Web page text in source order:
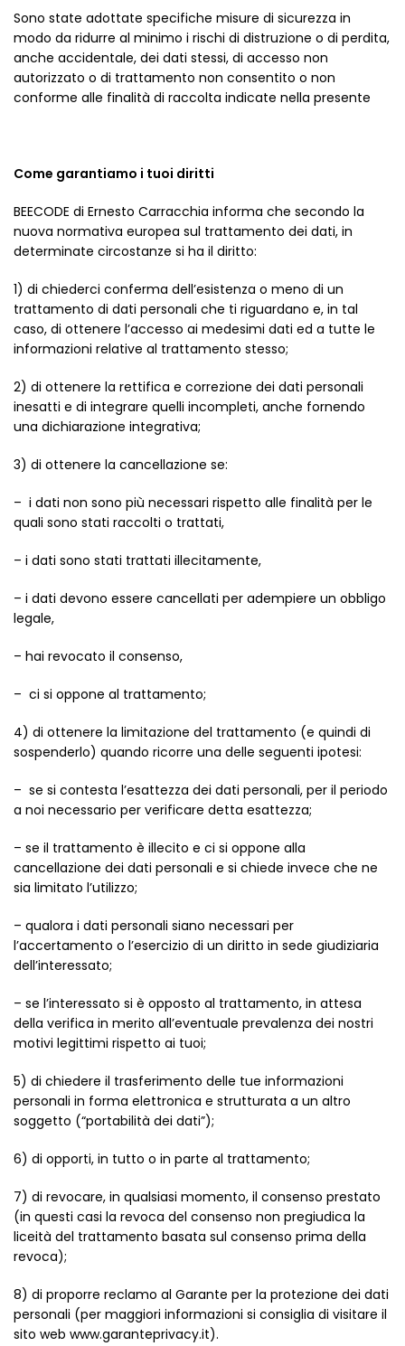
Sono state adottate specifiche misure di sicurezza in
modo da ridurre al minimo i rischi di distruzione o di perdita,
anche accidentale, dei dati stessi, di accesso non
autorizzato o di trattamento non consentito o non
conforme alle finalità di raccolta indicate nella presente
Come garantiamo i tuoi diritti
BEECODE di Ernesto Carracchia informa che secondo la
nuova normativa europea sul trattamento dei dati, in
determinate circostanze si ha il diritto:
1) di chiederci conferma dell’esistenza o meno di un
trattamento di dati personali che ti riguardano e, in tal
caso, di ottenere l’accesso ai medesimi dati ed a tutte le
informazioni relative al trattamento stesso;
2) di ottenere la rettifica e correzione dei dati personali
inesatti e di integrare quelli incompleti, anche fornendo
una dichiarazione integrativa;
3) di ottenere la cancellazione se:
– i dati non sono più necessari rispetto alle finalità per le
quali sono stati raccolti o trattati,
– i dati sono stati trattati illecitamente,
– i dati devono essere cancellati per adempiere un obbligo
legale,
– hai revocato il consenso,
– ci si oppone al trattamento;
4) di ottenere la limitazione del trattamento (e quindi di
sospenderlo) quando ricorre una delle seguenti ipotesi:
– se si contesta l’esattezza dei dati personali, per il periodo
a noi necessario per verificare detta esattezza;
– se il trattamento è illecito e ci si oppone alla
cancellazione dei dati personali e si chiede invece che ne
sia limitato l’utilizzo;
– qualora i dati personali siano necessari per
l’accertamento o l’esercizio di un diritto in sede giudiziaria
dell’interessato;
– se l’interessato si è opposto al trattamento, in attesa
della verifica in merito all’eventuale prevalenza dei nostri
motivi legittimi rispetto ai tuoi;
5) di chiedere il trasferimento delle tue informazioni
personali in forma elettronica e strutturata a un altro
soggetto (“portabilità dei dati”);
6) di opporti, in tutto o in parte al trattamento;
7) di revocare, in qualsiasi momento, il consenso prestato
(in questi casi la revoca del consenso non pregiudica la
liceità del trattamento basata sul consenso prima della
revoca);
8) di proporre reclamo al Garante per la protezione dei dati
personali (per maggiori informazioni si consiglia di visitare il
sito web www.garanteprivacy.it).